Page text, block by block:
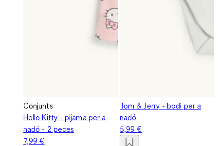
Conjunts
Hello Kitty - pijama per a
nadó - 2 peces
7,99 €
Tom & Jerry - bodi per a
nadó
5,99 €